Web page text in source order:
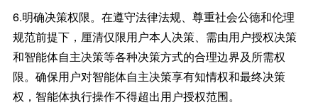
6.明确决策权限。在遵守法律法规、尊重社会公德和伦理
规范前提下，厘清仅限用户本人决策、需由用户授权决策
和智能体自主决策等各种决策方式的合理边界及所需权
限。确保用户对智能体自主决策享有知情权和最终决策
权，智能体执行操作不得超出用户授权范围。